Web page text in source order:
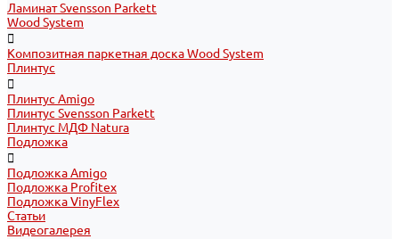
Ламинат Svensson Parkett
Wood System
Композитная паркетная доска Wood System
Плинтус
Плинтус Amigo
Плинтус Svensson Parkett
Плинтус МДФ Natura
Подложка
Подложка Amigo
Подложка Profitex
Подложка VinyFlex
Статьи
Видеогалерея